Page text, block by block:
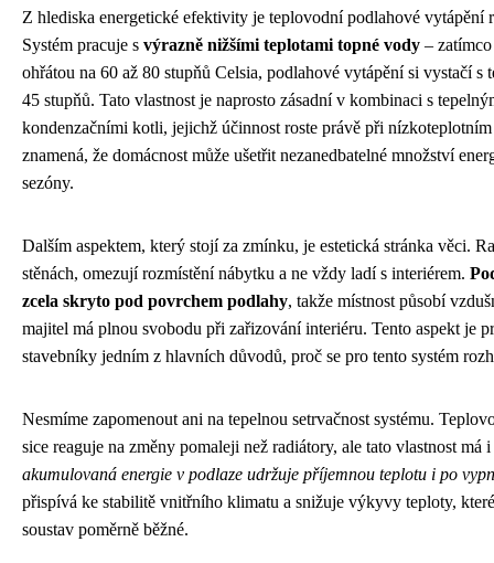
Z hlediska energetické efektivity je teplovodní podlahové vytápění
Systém pracuje s výrazně nižšími teplotami topné vody –
ohřátou na 60 až 80 stupňů Celsia, podlahové vytápění si vystačí s
45 stupňů. Tato vlastnost je naprosto zásadní v kombinaci s
kondenzačními kotli, jejichž účinnost roste právě při
znamená, že domácnost může ušetřit nezanedbatelné množství
sezóny.
Dalším aspektem, který stojí za zmínku, je estetická stránka věci.
stěnách, omezují rozmístění nábytku a ne vždy ladí s interiérem.
zcela skryto pod povrchem podlahy, takže místnost působí
majitel má plnou svobodu při zařizování interiéru. Tento aspekt je
stavebníky jedním z hlavních důvodů, proč se pro tento systém
Nesmíme zapomenout ani na tepelnou setrvačnost systému.
sice reaguje na změny pomaleji než radiátory, ale tato vlastnost má
akumulovaná energie v podlaze udržuje příjemnou teplotu i po
přispívá ke stabilitě vnitřního klimatu a snižuje výkyvy teploty,
soustav poměrně běžné.